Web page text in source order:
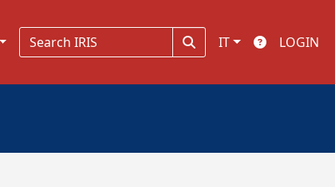
IT LOGIN